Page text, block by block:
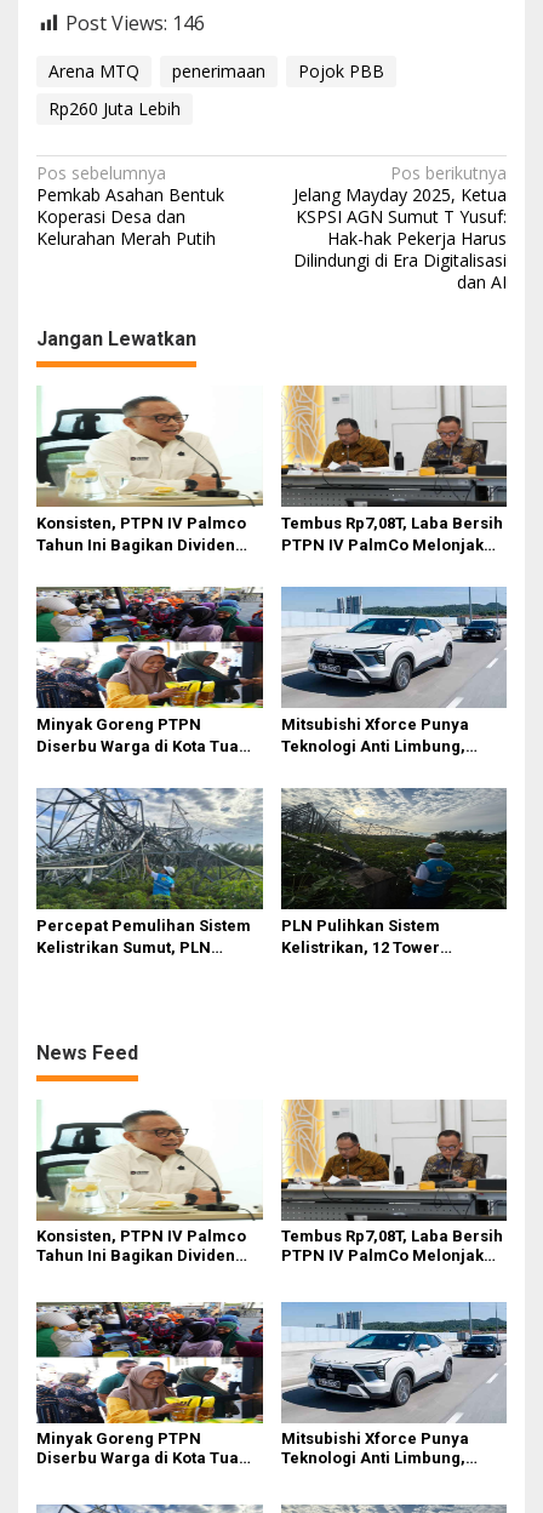
Post Views: 146
Arena MTQ penerimaan
Pojok PBB
Rp260 Juta Lebih
N
a
v
a
s
p
o
s
Pos sebelumnya
Pemkab Asahan Bentuk
Koperasi Desa dan
Kelurahan Merah Putih
Pos berikutnya
Jelang Mayday 2025, Ketua
KSPSI AGN Sumut T Yusuf:
Hak-hak Pekerja Harus
Dilindungi di Era Digitalisasi
dan AI
Jangan Lewatkan
Konsisten, PTPN IV Palmco
Tahun Ini Bagikan Dividen
Tembus Rp7,08T, Laba Bersih
PTPN IV PalmCo Melonjak
Ditopang Produksi dan
Efisiensi
Minyak Goreng PTPN
Diserbu Warga di Kota Tua
Mitsubishi Xforce Punya
Teknologi Anti Limbung,
Percepat Pemulihan Sistem
Kelistrikan Sumut, PLN
PLN Pulihkan Sistem
Kelistrikan, 12 Tower
News Feed
Konsisten, PTPN IV Palmco
Tahun Ini Bagikan Dividen
Tembus Rp7,08T, Laba Bersih
PTPN IV PalmCo Melonjak
Efisiensi
Minyak Goreng PTPN
Diserbu Warga di Kota Tua
Mitsubishi Xforce Punya
Teknologi Anti Limbung,